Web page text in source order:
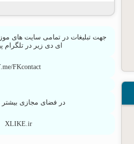
جهت تبلیغات در تمامی سایت های
ای دی زیر در تلگرام
FKcontact
در فضای مجازی بیشتر
XLIKE.ir